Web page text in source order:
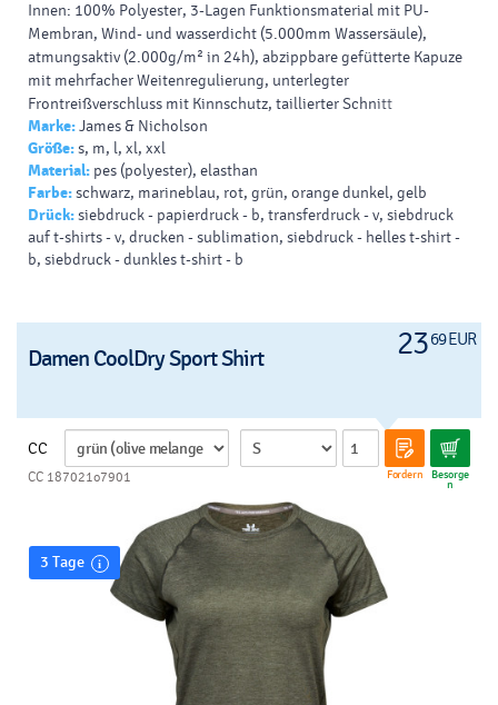
Innen: 100% Polyester, 3-Lagen Funktionsmaterial mit PU-
Membran, Wind- und wasserdicht (5.000mm Wassersäule),
atmungsaktiv (2.000g/m² in 24h), abzippbare gefütterte Kapuze
mit mehrfacher Weitenregulierung, unterlegter
Frontreißverschluss mit Kinnschutz, taillierter Schnitt
Marke:James & Nicholson
Größe:s, m, l, xl, xxl
Material: pes (polyester), elasthan
Farbe:schwarz, marineblau, rot, grün, orange dunkel, gelb
Drück:siebdruck - papierdruck - b, transferdruck - v, siebdruck
auf t-shirts - v, drucken - sublimation, siebdruck - helles t-shirt -
b, siebdruck - dunkles t-shirt - b
2369 EUR
Damen CoolDry Sport Shirt
CC
Fordern Besorge
n
CC 187021o7901
3 Tage